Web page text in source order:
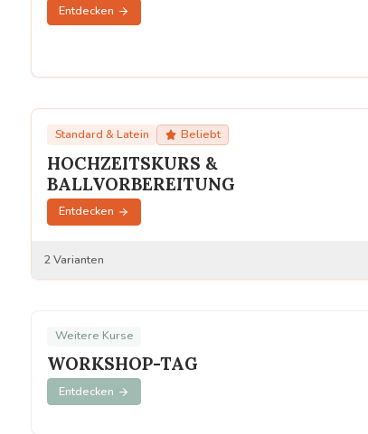
Entdecken
Standard & Latein Beliebt
HOCHZEITSKURS &
BALLVORBEREITUNG
Entdecken
2Varianten
Weitere Kurse
WORKSHOP-TAG
Entdecken